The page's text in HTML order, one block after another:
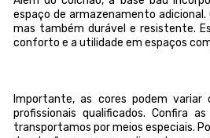
espaço de armazenamento
mas também durável e resistente.
conforto e a utilidade em espaços
Importante, as cores podem
profissionais qualificados. Confira
transportamos por meios especiais.